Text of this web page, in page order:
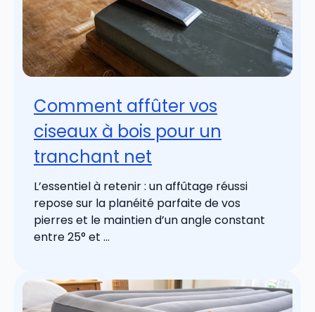
Comment affûter vos
ciseaux à bois pour un
tranchant net
L’essentiel à retenir : un affûtage réussi
repose sur la planéité parfaite de vos
pierres et le maintien d’un angle constant
entre 25° et ...